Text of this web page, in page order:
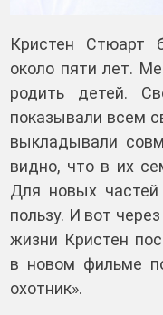
Кристен Стюарт
около пяти лет.
родить детей.
показывали всем
выкладывали
видно, что в их
Для новых
пользу. И вот
жизни Кристен
в новом фильме
охотник».